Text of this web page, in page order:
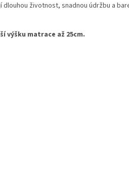
životnost, snadnou údržbu a
výšku matrace až 25cm.